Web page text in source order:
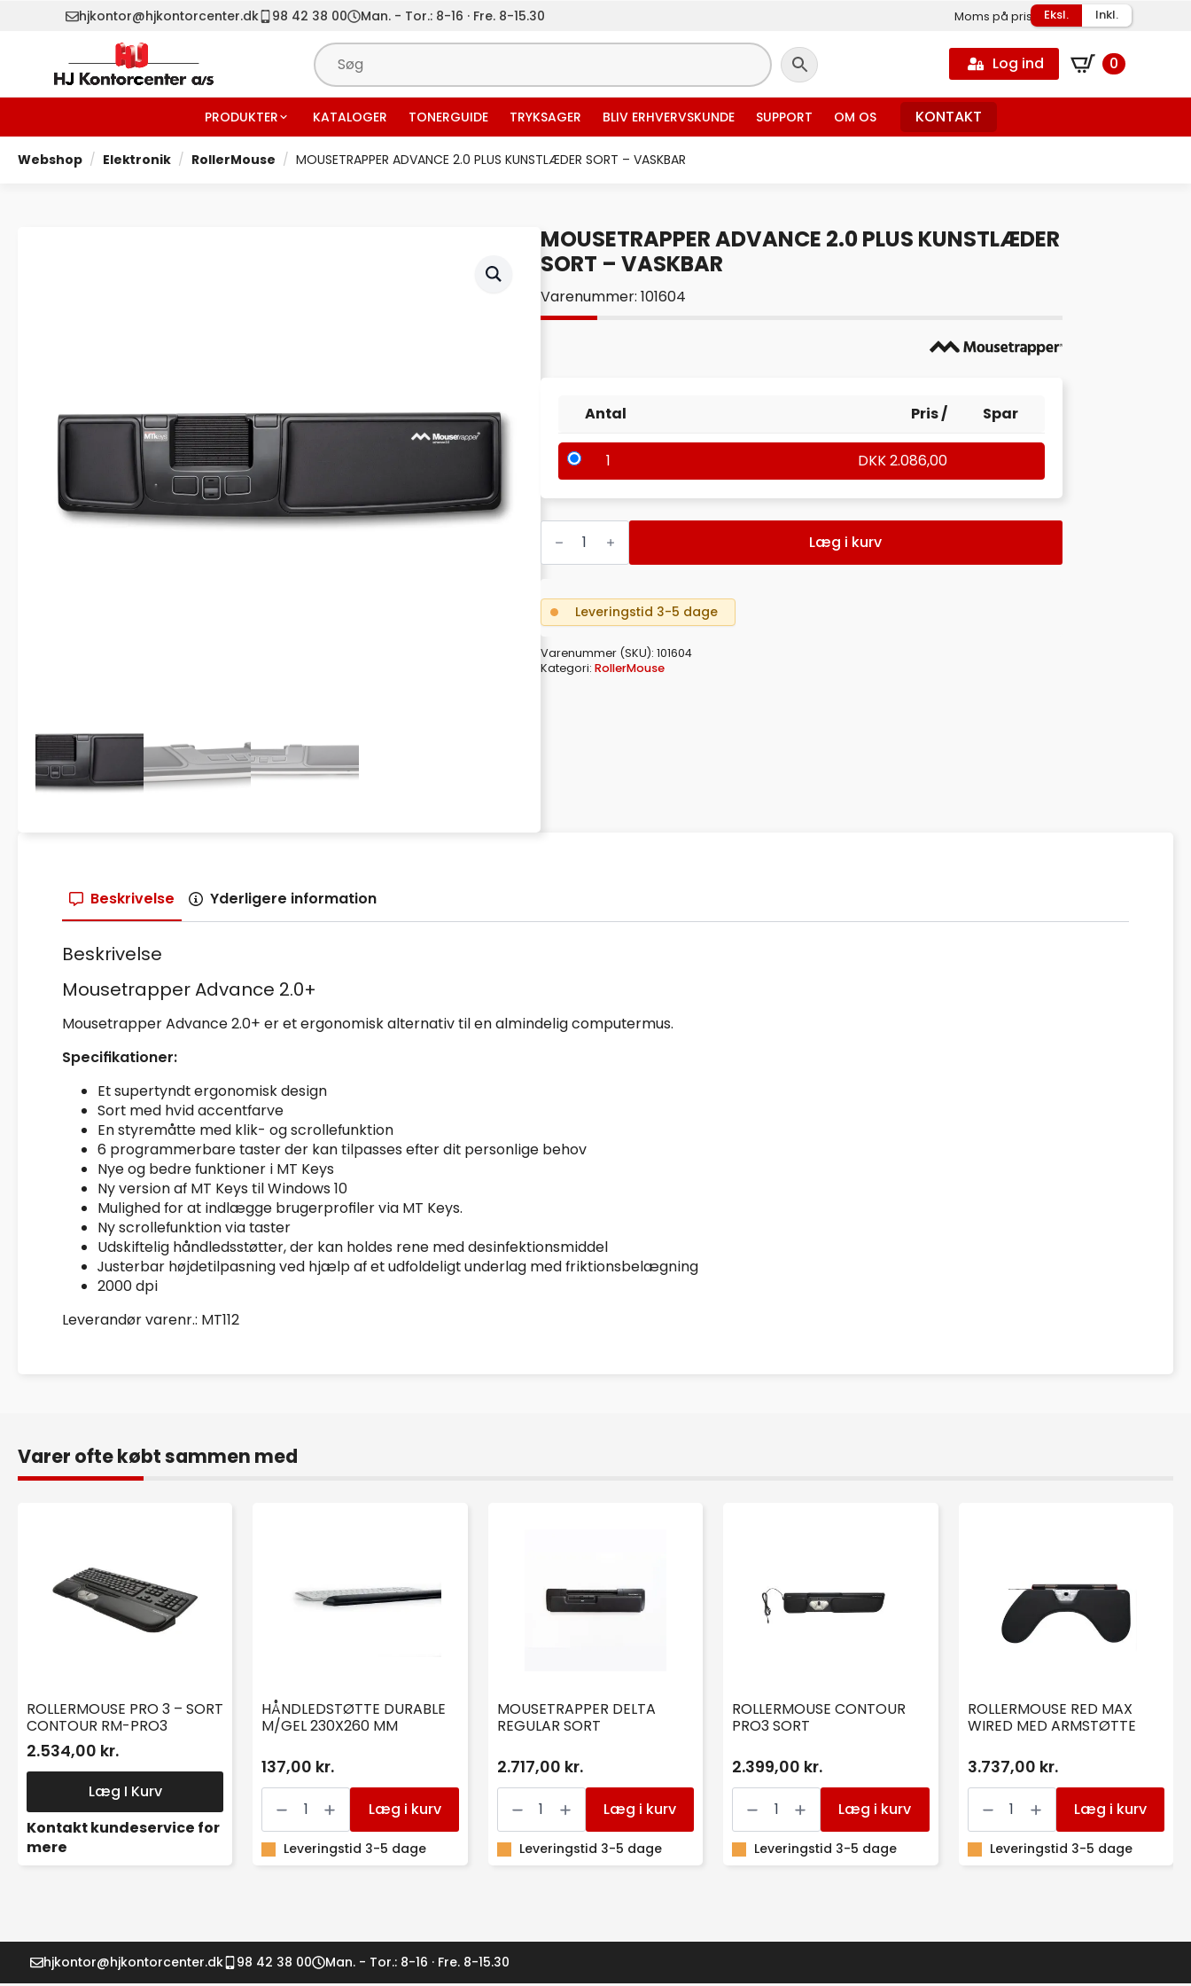
hjkontor@hjkontorcenter.dk 98 42 38 00 Man. - Tor.: 8-16 · Fre. 8-15.30 Moms på priser Eksl. Inkl.
Log ind 0
PRODUKTER KATALOGER TONERGUIDE TRYKSAGER BLIV ERHVERVSKUNDE SUPPORT OM OS KONTAKT
Webshop Elektronik RollerMouse MOUSETRAPPER ADVANCE 2.0 PLUS KUNSTLÆDER SORT – VASKBAR
MOUSETRAPPER ADVANCE 2.0 PLUS KUNSTLÆDER
SORT – VASKBAR
Varenummer: 101604
Antal Pris / Spar
1 DKK2.086,00
MOUSETRAPPER
ADVANCE
PLUS
SORT
VASKBAR
Læg i kurv
Leveringstid 3-5 dage
Varenummer (SKU): 101604
Kategori: RollerMouse
Beskrivelse Yderligere information
Beskrivelse
Mousetrapper Advance 2.0+
Mousetrapper Advance 2.0+ er et ergonomisk alternativ til en almindelig computermus.
Specifikationer:
Et supertyndt ergonomisk design
Sort med hvid accentfarve
En styremåtte med klik- og scrollefunktion
6 programmerbare taster der kan tilpasses efter dit personlige behov
Nye og bedre funktioner i MT Keys
Ny version af MT Keys til Windows 10
Mulighed for at indlægge brugerprofiler via MT Keys.
Ny scrollefunktion via taster
Udskiftelig håndledsstøtter, der kan holdes rene med desinfektionsmiddel
Justerbar højdetilpasning ved hjælp af et udfoldeligt underlag med friktionsbelægning
2000 dpi
Leverandør varenr.: MT112
Varer ofte købt sammen med
ROLLERMOUSE PRO 3 – SORT
CONTOUR RM-PRO3
2.534,00 kr.
Læg I Kurv
Kontakt kundeservice for
mere
HÅNDLEDSTØTTE DURABLE
M/GEL 230X260 MM
137,00 kr.
HÅNDLEDSTØTTE
DURABLE
230X260
MM
antal
Læg i kurv
Leveringstid 3-5 dage
MOUSETRAPPER DELTA
REGULAR SORT
2.717,00 kr.
MOUSETRAPPER
DELTA
SORT
antal
Læg i kurv
Leveringstid 3-5 dage
ROLLERMOUSE CONTOUR
PRO3 SORT
2.399,00 kr.
ROLLERMOUSE
CONTOUR
SORT
antal
Læg i kurv
Leveringstid 3-5 dage
ROLLERMOUSE RED MAX
WIRED MED ARMSTØTTE
3.737,00 kr.
ROLLERMOUSE
RED
WIRED
MED
ARMSTØTTE
Læg i kurv
Leveringstid 3-5 dage
hjkontor@hjkontorcenter.dk 98 42 38 00 Man. - Tor.: 8-16 · Fre. 8-15.30